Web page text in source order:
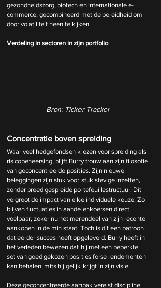
gezondheidszorg, biotech en internationale e-
commerce, gecombineerd met de bereidheid om
door volatiliteit heen te kijken.
Verdeling in sectoren in zijn portfolio
Bron: Ticker Tracker
Concentratie boven spreiding
Waar veel hedgefondsen kiezen voor spreiding als
risicobeheersing, blijft Burry trouw aan zijn filosofie
van geconcentreerde posities. Zijn nieuwe
beleggingen zijn stuk voor stuk stevige inzetten,
zonder breed gespreide portefeuillestructuur. Dit
vergroot de impact van elke individuele keuze. Zo
blijven fluctuaties in aandelenkoersen direct
voelbaar, zeker nu het merendeel van zijn recente
aankopen in de min staat. Toch is dit een patroon
dat eerder succes heeft opgeleverd. Burry heeft in
het verleden bewezen dat hij met een beperkte
set van goed gekozen posities forse rendementen
kan behalen, mits hij gelijk krijgt in zijn visie.
Deze geconcentreerde aanpak vereist discipline